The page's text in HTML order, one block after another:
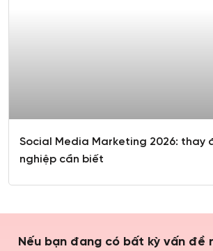
Social Media Marketing 2026: thay
nghiệp cần biết
Nếu bạn đang có bất kỳ vấn đề